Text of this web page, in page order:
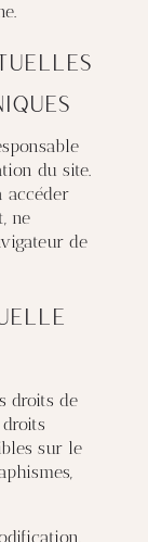
du site.
accéder
ne
de
droits de
sur le